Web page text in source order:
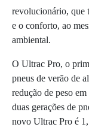
revolucionário, que
e o conforto, ao
ambiental.
O Ultrac Pro, o
pneus de verão de
redução de peso
duas gerações de
novo Ultrac Pro é